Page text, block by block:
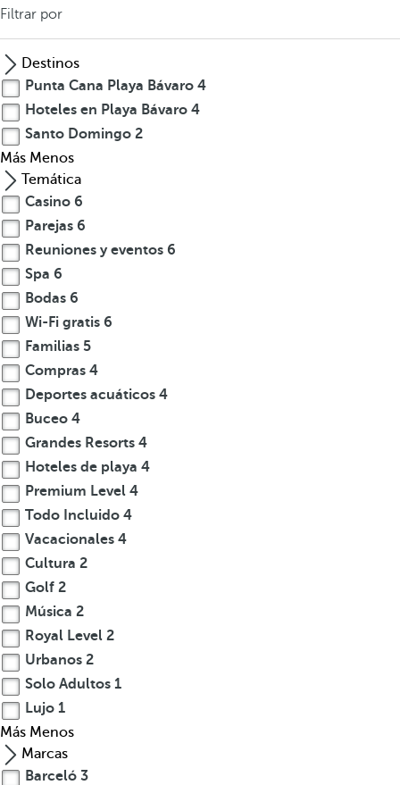
Filtrar por
Destinos
Punta Cana Playa Bávaro 4
Hoteles en Playa Bávaro 4
Santo Domingo 2
Más Menos
Temática
Casino 6
Parejas 6
Reuniones y eventos 6
Spa 6
Bodas 6
Wi-Fi gratis 6
Familias 5
Compras 4
Deportes acuáticos 4
Buceo 4
Grandes Resorts 4
Hoteles de playa 4
Premium Level 4
Todo Incluido 4
Vacacionales 4
Cultura 2
Golf 2
Música 2
Royal Level 2
Urbanos 2
Solo Adultos 1
Lujo 1
Más Menos
Marcas
Barceló 3
l
o
n
i
a
l
C
o
n
m
á
s
d
e
5
0
a
ñ
o
s
d
e
h
i
t
o
r
i
a
y
d
e
c